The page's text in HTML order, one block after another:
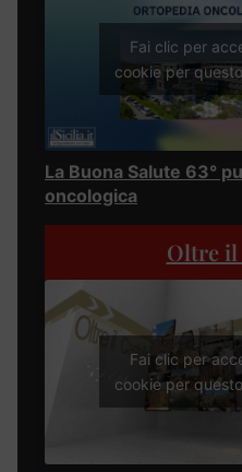
Fai clic per
cookie per
La Buona Salute 63°
oncologica
Oltre il
Fai clic per
cookie per